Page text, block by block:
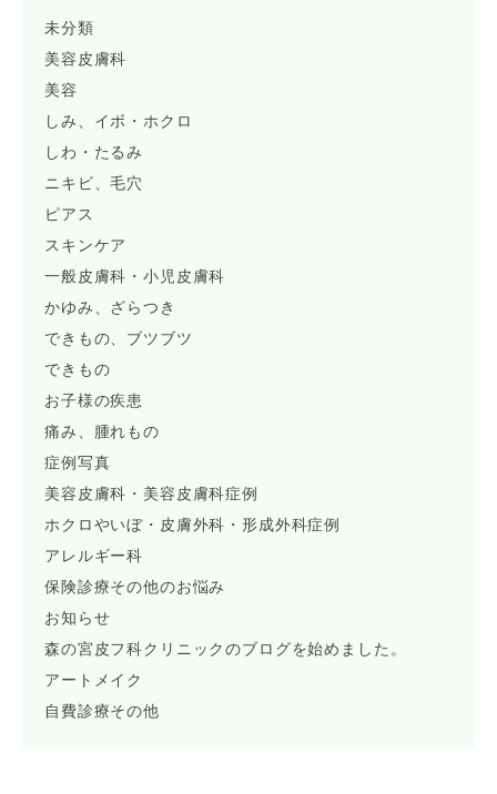
未分類
美容皮膚科
美容
しみ、イボ・ホクロ
しわ・たるみ
ニキビ、毛穴
ピアス
スキンケア
一般皮膚科・小児皮膚科
かゆみ、ざらつき
できもの、ブツブツ
できもの
お子様の疾患
痛み、腫れもの
症例写真
美容皮膚科・美容皮膚科症例
ホクロやいぼ・皮膚外科・形成外科症例
アレルギー科
保険診療その他のお悩み
お知らせ
森の宮皮フ科クリニックのブログを始めました。
アートメイク
自費診療その他